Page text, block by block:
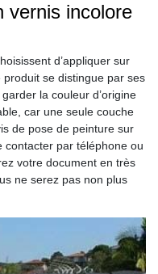
vernis incolore
d’appliquer sur
se distingue par ses
la couleur d’origine
car une seule couche
de pose de peinture sur
contacter par téléphone ou
votre document en très
ne serez pas non plus